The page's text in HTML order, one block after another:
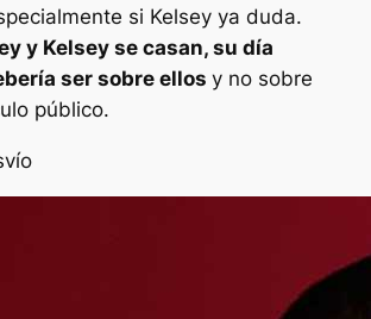
si Kelsey ya duda.
y Kelsey se casan, su día
ser sobre ellos y no sobre
público.